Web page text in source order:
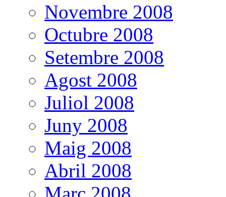
Novembre 2008
Octubre 2008
Setembre 2008
Agost 2008
Juliol 2008
Juny 2008
Maig 2008
Abril 2008